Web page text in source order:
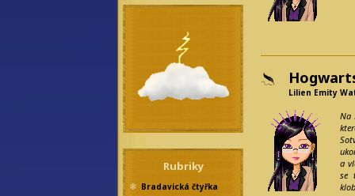
Rubriky
Bradavická čtyřka
Lilien Emity
Na
a
se